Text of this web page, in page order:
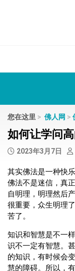
您在这里 > 佛人网 >
如何让学问
2023年3月7日
其实佛法是一种快
佛法不是迷信，真
自明理，明理然后
很重要，众生明理
苦了。
知识和智慧是不一
识不一定有智慧。
的知识，有时候会
慧的障碍。所以，